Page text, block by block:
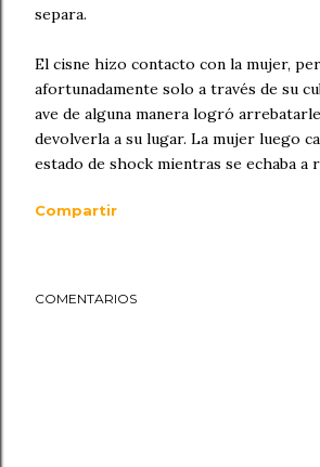
separa.
El cisne hizo contacto con la mujer,
afortunadamente solo a través de su
ave de alguna manera logró
devolverla a su lugar. La mujer luego
estado de shock mientras se echaba a
Compartir
COMENTARIOS